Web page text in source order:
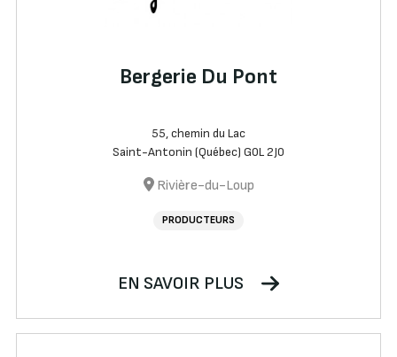
Bergerie Du Pont
55, chemin du Lac
Saint-Antonin (Québec) G0L 2J0
Rivière-du-Loup
PRODUCTEURS
EN SAVOIR PLUS